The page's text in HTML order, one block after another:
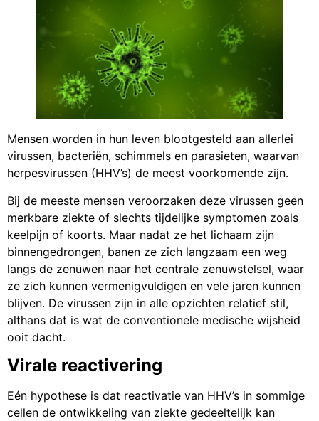
Mensen worden in hun leven blootgesteld aan allerlei
virussen, bacteriën, schimmels en parasieten, waarvan
herpesvirussen (HHV’s) de meest voorkomende zijn.
Bij de meeste mensen veroorzaken deze virussen geen
merkbare ziekte of slechts tijdelijke symptomen zoals
keelpijn of koorts. Maar nadat ze het lichaam zijn
binnengedrongen, banen ze zich langzaam een weg
langs de zenuwen naar het centrale zenuwstelsel, waar
ze zich kunnen vermenigvuldigen en vele jaren kunnen
blijven. De virussen zijn in alle opzichten relatief stil,
althans dat is wat de conventionele medische wijsheid
ooit dacht.
Virale reactivering
Eén hypothese is dat reactivatie van HHV’s in sommige
cellen de ontwikkeling van ziekte gedeeltelijk kan